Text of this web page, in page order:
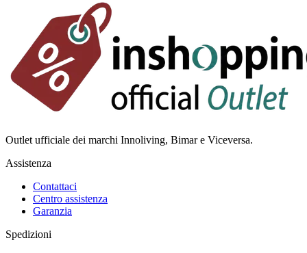
Outlet ufficiale dei marchi Innoliving, Bimar e Viceversa.
Assistenza
Contattaci
Centro assistenza
Garanzia
Spedizioni